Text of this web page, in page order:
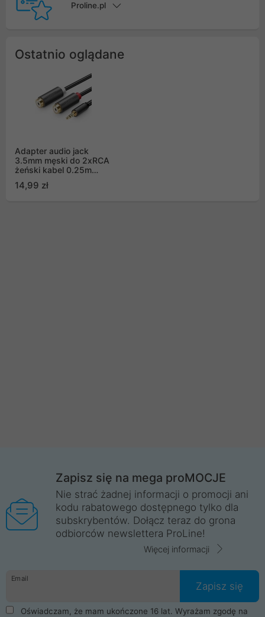
Proline.pl
Ostatnio oglądane
Adapter audio jack
3.5mm męski do 2xRCA
żeński kabel 0.25m
14,99 zł
Zapisz się na mega proMOCJE
Nie strać żadnej informacji o promocji ani
kodu rabatowego dostępnego tylko dla
subskrybentów. Dołącz teraz do grona
odbiorców newslettera ProLine!
Więcej informacji
Email
Zapisz się
Oświadczam, że mam ukończone 16 lat. Wyrażam zgodę na